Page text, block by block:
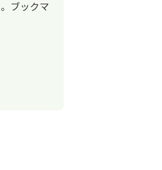
ブックマ